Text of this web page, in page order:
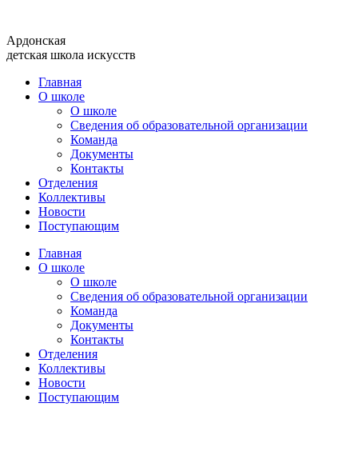
содержимому
Ардонская
детская школа искусств
Главная
О школе
О школе
Сведения об образовательной организации
Команда
Документы
Контакты
Отделения
Коллективы
Новости
Поступающим
Главная
О школе
О школе
Сведения об образовательной организации
Команда
Документы
Контакты
Отделения
Коллективы
Новости
Поступающим